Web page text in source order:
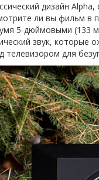
дизайн
ли вы фильм в
5-дюймовыми (133
звук,
телевизором для